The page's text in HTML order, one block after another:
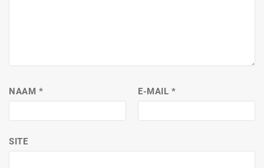
NAAM * E-MAIL*
SITE